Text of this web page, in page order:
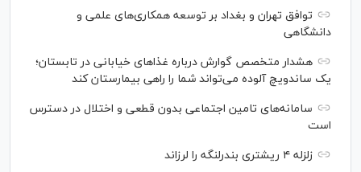
توافق تهران و بغداد بر توسعه همکاری‌های علمی و
دانشگاهی
هشدار متخصص گوارش درباره غذا‌های خیابانی در تابستان؛
یک ساندویچ آلوده می‌تواند شما را راهی بیمارستان کند
سامانه‌های تامین اجتماعی بدون قطعی و اختلال در دسترس
است
زلزله ۴ ریشتری بندرلنگه را لرزاند